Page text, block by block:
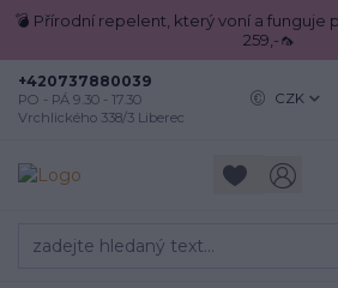
💣 Přírodní repelent, který voní a funguje
259,-🦟
CZK
+420737880039
PO - PÁ 9.30 - 17.30
Vrchlického 338/3 Liberec